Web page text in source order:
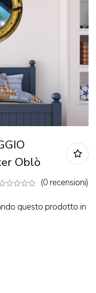
Oblò
(0 recensioni)
questo prodotto in